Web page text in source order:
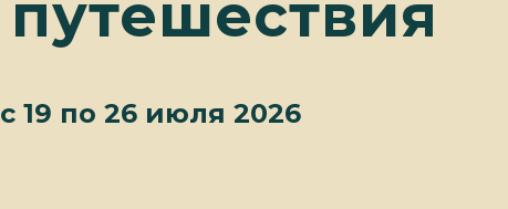
путешествия
с 19 по 26 июля 2026